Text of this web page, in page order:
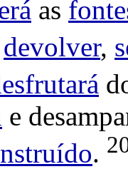
as
devolver,
e
.